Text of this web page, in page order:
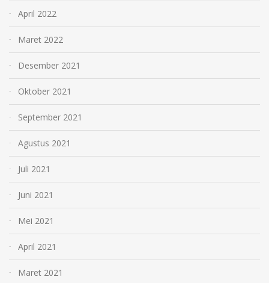
April 2022
Maret 2022
Desember 2021
Oktober 2021
September 2021
Agustus 2021
Juli 2021
Juni 2021
Mei 2021
April 2021
Maret 2021